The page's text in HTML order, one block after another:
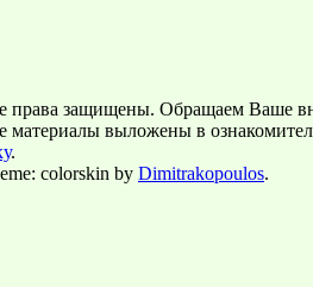
права защищены. Обращаем Ваше
материалы выложены в
.
colorskin by Dimitrakopoulos.